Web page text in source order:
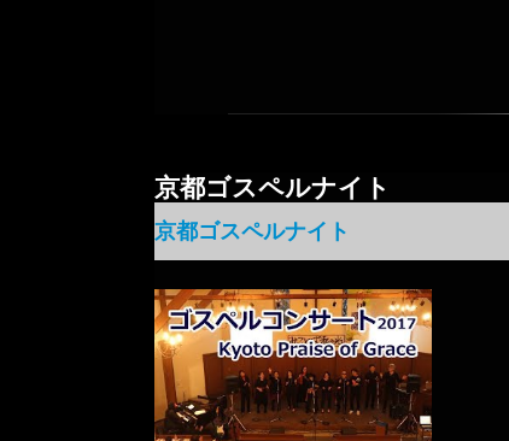
京都ゴスペルナイト
京都ゴスペルナイト